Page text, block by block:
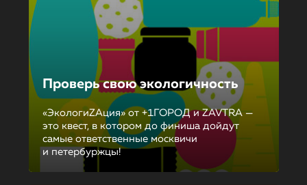
Проверь свою экологичность
«ЭкологиZAция» от +1ГОРОД и ZAVTRA —
это квест, в котором до финиша дойдут
самые ответственные москвичи
и петербуржцы!